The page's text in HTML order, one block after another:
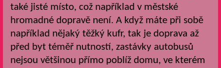
také jisté místo, což například v městské
hromadné dopravě není. A když máte při sobě
například nějaký těžký kufr, tak je doprava až
před byt téměř nutností, zastávky autobusů
nejsou většinou přímo poblíž domu, ve kterém